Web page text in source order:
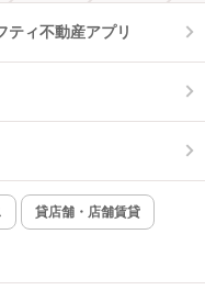
オートロック
インターネット無料
ティ不動産アプリ
貸店舗・店舗賃貸